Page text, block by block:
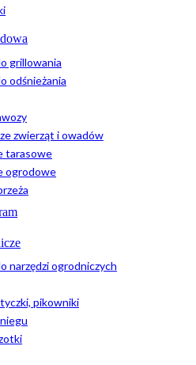
grillowania
odśnieżania
zwierząt i owadów
tarasowe
ogrodowe
narzędzi ogrodniczych
pikowniki